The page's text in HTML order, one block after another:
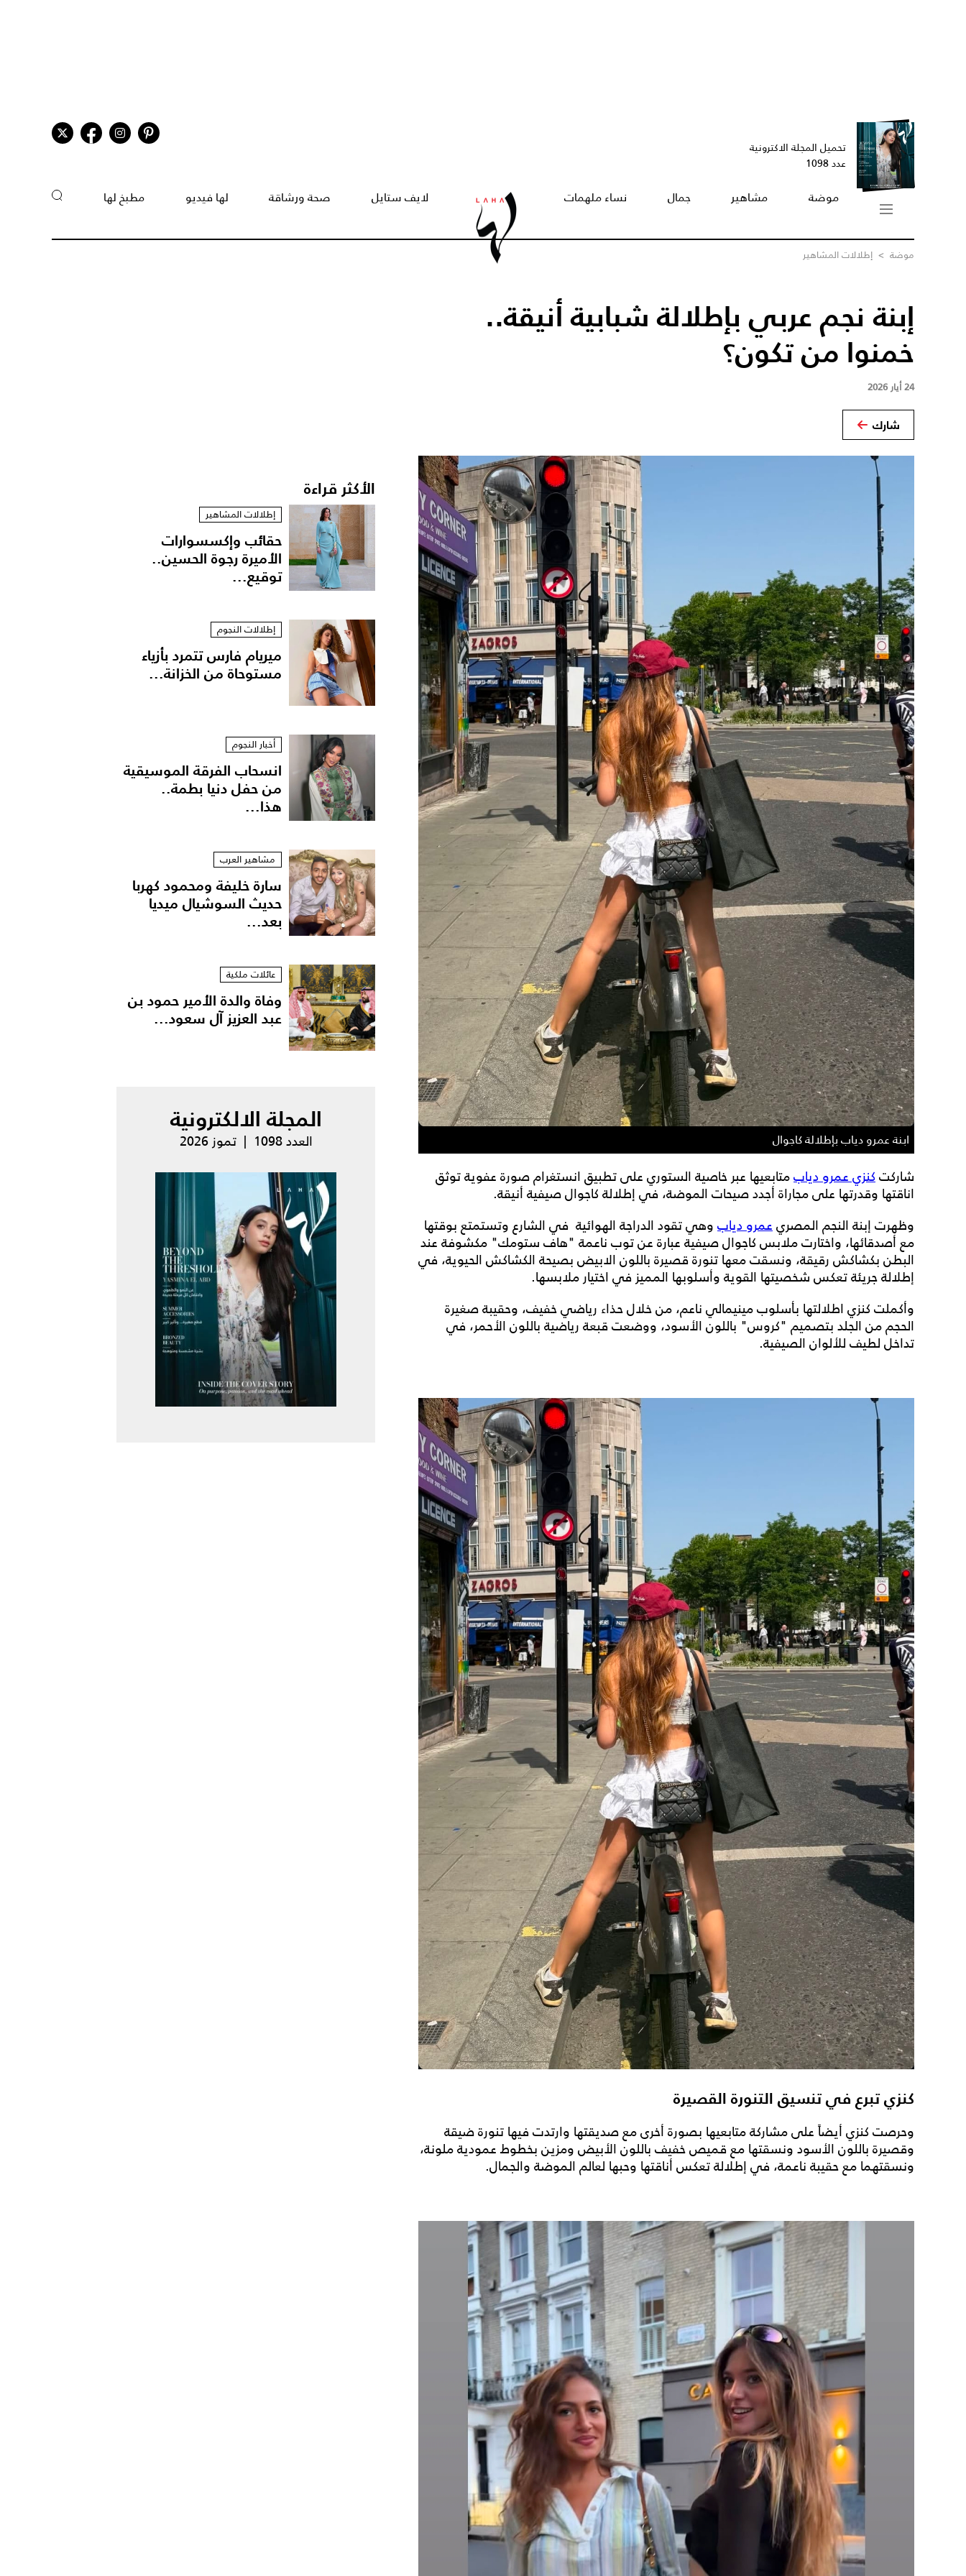
تحميل المجلة الاكترونية
عدد 1098
موضة مشاهير جمال نساء ملهمات لايف ستايل صحة ورشاقة لها فيديو مطبخ لها
موضة > إطلالات المشاهير
إبنة نجم عربي بإطلالة شبابية أنيقة..
خمنوا من تكون؟
24 أيار 2026
شارك
ابنة عمرو دياب بإطلالة كاجوال
شاركتكنزي عمرو ديابمتابعيها عبر خاصية الستوري على تطبيق انستغرام صورة عفوية توثق
اناقتها وقدرتها على مجاراة أجدد صيحات الموضة، في إطلالة كاجوال صيفية أنيقة.
وظهرت إبنة النجم المصريعمرو دياب وهي تقود الدراجة الهوائية في الشارع وتستمتع بوقتها
مع أصدقائها، واختارت ملابس كاجوال صيفية عبارة عن توب ناعمة "هاف ستومك" مكشوفة عند
البطن بكشاكش رقيقة، ونسقت معها تنورة قصيرة باللون الابيض بصيحة الكشاكش الحيوية، في
إطلالة جريئة تعكس شخصيتها القوية وأسلوبها المميز في اختيار ملابسها.
وأكملت كنزي اطلالتها بأسلوب مينيمالي ناعم، من خلال حذاء رياضي خفيف، وحقيبة صغيرة
الحجم من الجلد بتصميم "كروس" باللون الأسود، ووضعت قبعة رياضية باللون الأحمر، في
تداخل لطيف للألوان الصيفية.
كنزي تبرع في تنسيق التنورة القصيرة
وحرصت كنزي أيضاً على مشاركة متابعيها بصورة أخرى مع صديقتها وارتدت فيها تنورة ضيقة
وقصيرة باللون الأسود ونسقتها مع قميص خفيف باللون الأبيض ومزين بخطوط عمودية ملونة،
ونسقتهما مع حقيبة ناعمة، في إطلالة تعكس أناقتها وحبها لعالم الموضة والجمال.
الأكثر قراءة
إطلالات المشاهير
حقائب وإكسسوارات
الأميرة رجوة الحسين..
توقيع...
إطلالات النجوم
ميريام فارس تتمرد بأزياء
مستوحاة من الخزانة...
أخبار النجوم
انسحاب الفرقة الموسيقية
من حفل دنيا بطمة..
هذا...
مشاهير العرب
سارة خليفة ومحمود كهربا
حديث السوشيال ميديا
بعد...
عائلات ملكية
وفاة والدة الأمير حمود بن
عبد العزيز آل سعود...
المجلة الالكترونية
العدد 1098 | تموز 2026